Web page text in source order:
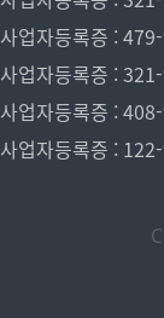
사업자등록증 :
사업자등록증 :
사업자등록증 :
사업자등록증 :